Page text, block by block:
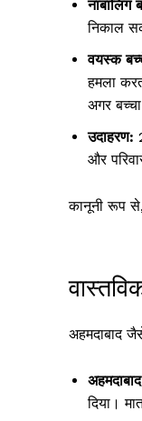
निकाल
वयस्क
हमला
अगर
उदाहरण:
और
कानूनी रूप
अहमदाबाद
दिया।